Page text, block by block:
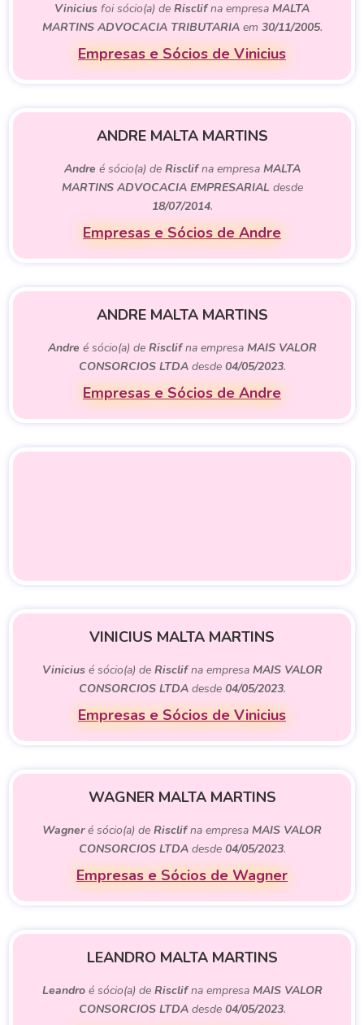
Vinicius foi sócio(a) de Risclifna empresa MALTA
MARTINS ADVOCACIA TRIBUTARIAem 30/11/2005.
Empresas e Sócios de Vinicius
ANDRE MALTA MARTINS
Andre é sócio(a) de Risclifna empresa MALTA
MARTINS ADVOCACIA EMPRESARIAL desde
18/07/2014.
Empresas e Sócios de Andre
ANDRE MALTA MARTINS
Andre é sócio(a) de Risclifna empresa MAIS VALOR
CONSORCIOS LTDAdesde 04/05/2023.
Empresas e Sócios de Andre
VINICIUS MALTA MARTINS
Viniciusé sócio(a) de Risclifna empresa MAIS VALOR
CONSORCIOS LTDAdesde 04/05/2023.
Empresas e Sócios de Vinicius
WAGNER MALTA MARTINS
Wagneré sócio(a) de Risclifna empresa MAIS VALOR
CONSORCIOS LTDAdesde 04/05/2023.
Empresas e Sócios de Wagner
LEANDRO MALTA MARTINS
Leandroé sócio(a) de Risclifna empresa MAIS VALOR
CONSORCIOS LTDAdesde 04/05/2023.